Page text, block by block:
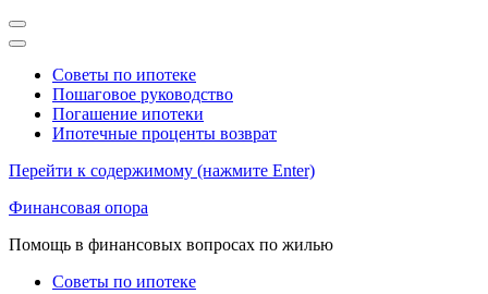
Советы по ипотеке
Пошаговое руководство
Погашение ипотеки
Ипотечные проценты возврат
Перейти к содержимому (нажмите Enter)
Финансовая опора
Помощь в финансовых вопросах по жилью
Советы по ипотеке